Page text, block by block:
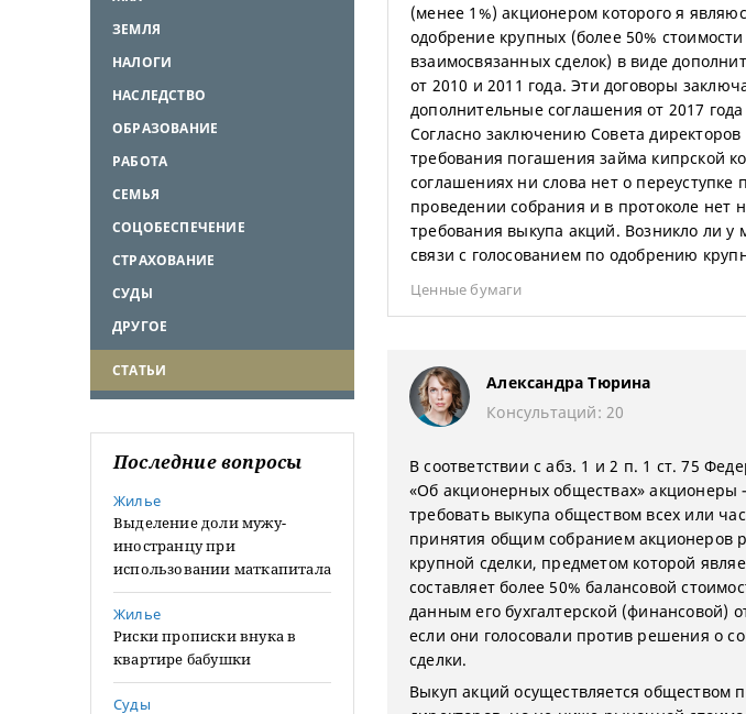
ЗЕМЛЯ
НАЛОГИ
НАСЛЕДСТВО
ОБРАЗОВАНИЕ
РАБОТА
СЕМЬЯ
СОЦОБЕСПЕЧЕНИЕ
СТРАХОВАНИЕ
СУДЫ
ДРУГОЕ
СТАТЬИ
Последние вопросы
Жилье
Выделение доли мужу-
иностранцу при
использовании маткапитала
Жилье
Риски прописки внука в
квартире бабушки
Суды
(менее 1%) акционером которого я
одобрение крупных (более 50%
взаимосвязанных сделок) в виде
от 2010 и 2011 года. Эти договоры
дополнительные соглашения от 2017
Согласно заключению Совета
требования погашения займа кипрской
соглашениях ни слова нет о
проведении собрания и в протоколе нет
требования выкупа акций. Возникло ли
связи с голосованием по одобрению
Ценные бумаги
Александра Тюрина
Консультаций: 20
В соответствии с абз. 1 и 2 п. 1 ст. 75
«Об акционерных обществах»
требовать выкупа обществом всех или
принятия общим собранием акционеров
крупной сделки, предметом которой
составляет более 50% балансовой
данным его бухгалтерской (финансовой)
если они голосовали против решения о
сделки.
Выкуп акций осуществляется обществом